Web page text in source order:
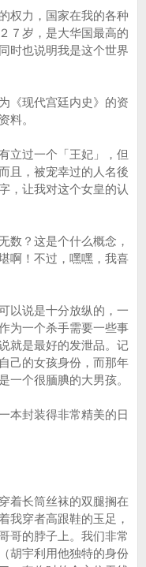
力，国家在我的各种
７岁，是大华国最高的
时也说明我是这个世界
现代宫廷内史》的资
料。
过一个「王妃」，但
且，被宠幸过的人名後
，让我对这个女皇的认
？这是个什么概念，
啊！不过，嘿嘿，我喜
说是十分放纵的，一
为一个杀手需要一些事
就是最好的发泄品。记
己的女孩身份，而那年
一个很腼腆的大男孩。
封装得非常精美的日
长筒丝袜的双腿搁在
我穿者高跟鞋的玉足，
哥的脖子上。我们非常
胡宇利用他独特的身份